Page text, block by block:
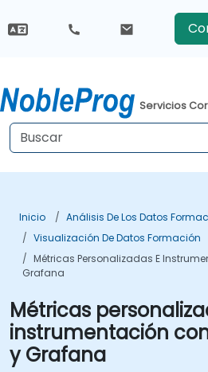
Servicios
Inicio
Análisis De Los Datos
Visualización De Datos Formación
Métricas Personalizadas E
Grafana
Métricas
instrumentación
y Grafana